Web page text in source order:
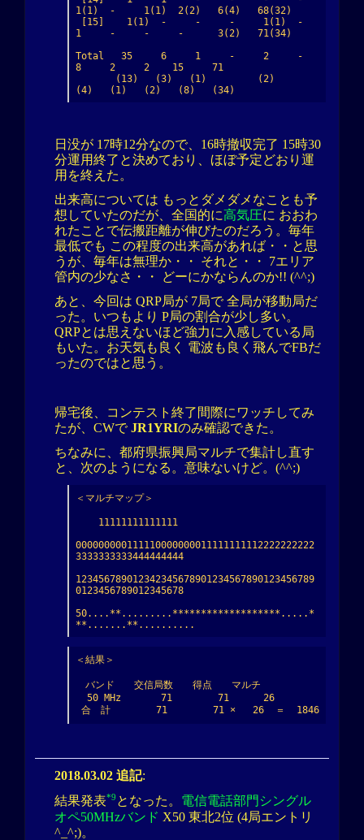
1(1)  -     1(1)  2(2)   6(4)   68(32)
1     -     -     -      3(2)   71(34)
Total   35     6     1     -     2     -
8     2     2    15     71
(4)   (1)   (2)   (8)   (34)
日没が 17時12分なので、16時撤収完了 15時30
分運用終了と決めており、ほぼ予定どおり運
用を終えた。
出来高については もっとダメダメなことも予
想していたのだが、全国的に高気圧に おおわ
れたことで伝搬距離が伸びたのだろう。毎年
最低でも この程度の出来高があれば・・と思
うが、毎年は無理か・・ それと・・ 7エリア
管内の少なさ・・ どーにかならんのか!! (^^;)
あと、今回は QRP局が 7局で 全局が移動局だ
った。いつもより P局の割合が少し多い。
QRPとは思えないほど強力に入感している局
もいた。お天気も良く 電波も良く飛んでFBだ
ったのではと思う。
帰宅後、コンテスト終了間際にワッチしてみ
たが、CWでJR1YRIのみ確認できた。
ちなみに、都府県振興局マルチで集計し直す
と、次のようになる。意味ないけど。(^^;)
＜マルチマップ＞
000000000111110000000011111111112222222222
3333333333444444444
123456789012342345678901234567890123456789
0123456789012345678
50....**.........*******************.....*
**.......**..........
＜結果＞
バンド　　交信局数　　得点　　マルチ
合　計        71        71 ×   26  ＝  1846
2018.03.02 追記:
結果発表*9 となった。 電信電話部門シングル
オペ50MHzバンド X50 東北2位 (4局エントリ
^_^;)。